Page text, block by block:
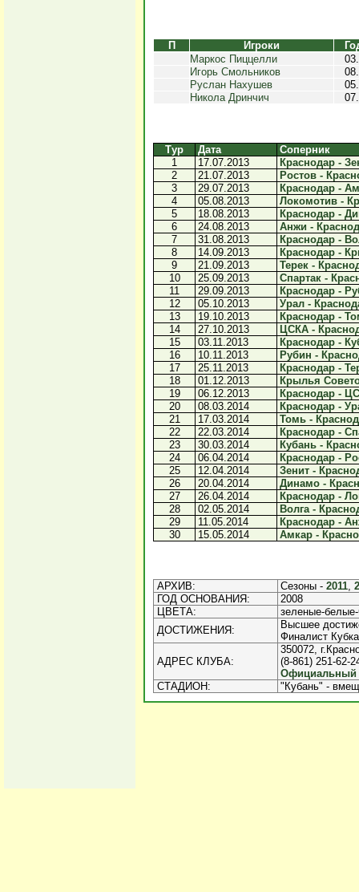
П Игроки
Маркос Пиццелли
Игорь Смольников
Руслан Нахушев
Никола Дринчич
Тур Дата
Соперник
1
17.07.2013
Краснодар -
2
21.07.2013
Ростов -
3
29.07.2013
Краснодар -
4
05.08.2013
Локомотив -
5
18.08.2013
Краснодар -
6
24.08.2013
Анжи -
7
31.08.2013
Краснодар -
8
14.09.2013
Краснодар -
9
21.09.2013
Терек -
10
25.09.2013
Спартак -
11
29.09.2013
Краснодар -
12
05.10.2013
Урал -
13
19.10.2013
Краснодар -
14
27.10.2013
ЦСКА -
15
03.11.2013
Краснодар -
16
10.11.2013
Рубин -
17
25.11.2013
Краснодар -
18
01.12.2013
Крылья
19
06.12.2013
Краснодар -
20
08.03.2014
Краснодар -
21
17.03.2014
Томь -
22
22.03.2014
Краснодар -
23
30.03.2014
Кубань -
24
06.04.2014
Краснодар -
25
12.04.2014
Зенит -
26
20.04.2014
Динамо -
27
26.04.2014
Краснодар -
28
02.05.2014
Волга -
29
11.05.2014
Краснодар -
30
15.05.2014 Амкар -
АРХИВ: Сезоны - 2011,
ГОД ОСНОВАНИЯ:
2008
ЦВЕТА:
зеленые-
ДОСТИЖЕНИЯ:
Высшее
Финалист
АДРЕС КЛУБА:
350072,
(8-861) 251-62-
Официальный
СТАДИОН:
"Кубань" -